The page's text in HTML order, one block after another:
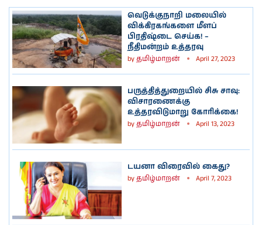
வெடுக்குநாறி மலையில்
விக்கிரகங்களை மீளப்
பிரதிஷ்டை செய்க! –
நீதிமன்றம் உத்தரவு
byதமிழ்மாறன் April 27, 2023
பருத்தித்துறையில் சிசு சாவு:
விசாரணைக்கு
உத்தரவிடுமாறு கோரிக்கை!
byதமிழ்மாறன் April 13, 2023
டயனா விரைவில் கைது?
byதமிழ்மாறன் April 7, 2023